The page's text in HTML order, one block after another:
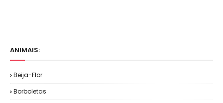
ANIMAIS:
Beija-Flor
Borboletas